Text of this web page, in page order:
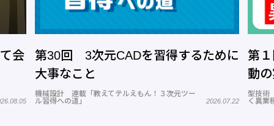
会
第30回 3次元CADを習得するために
大事なこと
機械設計 連載「教えてテルえもん！３次元ツー
ル習得への道」
2026.07.22
第
動
型技術
く異業